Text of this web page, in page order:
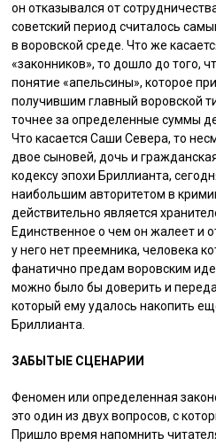
он отказывался от
советский период считалось
в воровской среде. Что же
«законников», то дошло до того,
понятие «апельсины», которое
получившим главный воровской
точнее за определенные суммы
Что касается Саши Севера, то
двое сыновей, дочь и
кодексу эпохи Бриллианта,
наибольшим авторитетом в
действительно является
Единственное о чем он жалеет и
у него нет преемника, человека
фанатично предам воровским
можно было бы доверить и
который ему удалось накопить
Бриллианта.
ЗАБЫТЫЕ СЦЕНАРИИ
Феномен или определенная
это один из двух вопросов, с
Пришло время напомнить